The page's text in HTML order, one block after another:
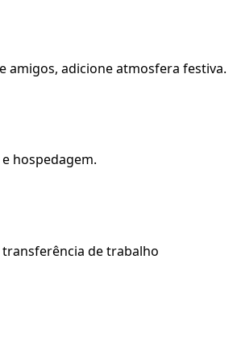
amigos, adicione atmosfera festiva.
hospedagem.
de trabalho